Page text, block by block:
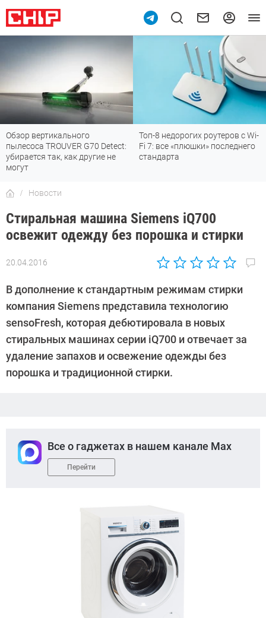
Обзор вертикального
пылесоса TROUVER G70 Detect:
убирается так, как другие не
могут
Топ-8 недорогих роутеров с Wi-
Fi 7: все «плюшки» последнего
стандарта
Новости
Стиральная машина Siemens iQ700
освежит одежду без порошка и стирки
20.04.2016
Автор:
Suslov
В дополнение к стандартным режимам стирки
компания Siemens представила технологию
sensoFresh, которая дебютировала в новых
стиральных машинах серии iQ700 и отвечает за
удаление запахов и освежение одежды без
порошка и традиционной стирки.
Все о гаджетах в нашем канале Max
Перейти